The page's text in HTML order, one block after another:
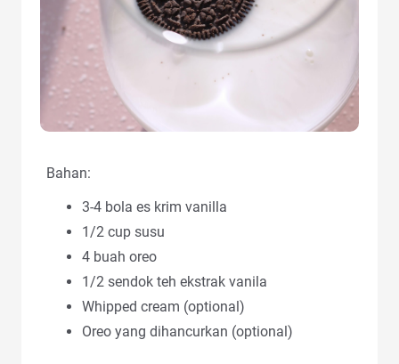
Bahan:
3-4 bola es krim vanilla
1/2 cup susu
4 buah oreo
1/2 sendok teh ekstrak vanila
Whipped cream (optional)
Oreo yang dihancurkan (optional)